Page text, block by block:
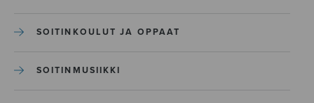
SOITINKOULUT JA OPPAAT
SOITINMUSIIKKI